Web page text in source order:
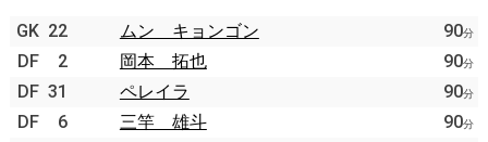
GK 22 ムン キョンゴン 90分
DF 2 岡本 拓也 90分
DF 31 ペレイラ 90分
DF 6 三竿 雄斗 90分